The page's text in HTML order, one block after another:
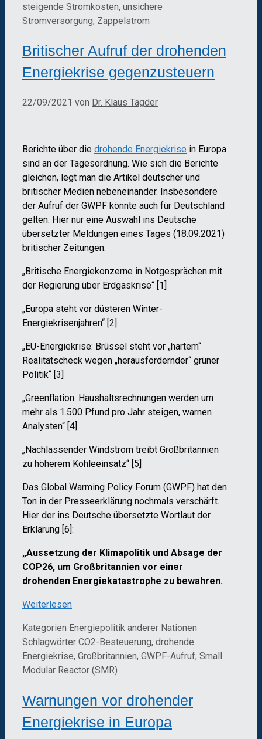
steigende Stromkosten, unsichere
Stromversorgung, Zappelstrom
Britischer Aufruf der drohenden
Energiekrise gegenzusteuern
22/09/2021 von Dr. Klaus Tägder
Berichte über die drohende Energiekrise in Europa
sind an der Tagesordnung. Wie sich die Berichte
gleichen, legt man die Artikel deutscher und
britischer Medien nebeneinander. Insbesondere
der Aufruf der GWPF könnte auch für Deutschland
gelten. Hier nur eine Auswahl ins Deutsche
übersetzter Meldungen eines Tages (18.09.2021)
britischer Zeitungen:
„Britische Energiekonzerne in Notgesprächen mit
der Regierung über Erdgaskrise“ [1]
„Europa steht vor düsteren Winter-
Energiekrisenjahren“ [2]
„EU-Energiekrise: Brüssel steht vor „hartem“
Realitätscheck wegen „herausfordernder“ grüner
Politik“ [3]
„Greenflation: Haushaltsrechnungen werden um
mehr als 1.500 Pfund pro Jahr steigen, warnen
Analysten“ [4]
„Nachlassender Windstrom treibt Großbritannien
zu höherem Kohleeinsatz“ [5]
Das Global Warming Policy Forum (GWPF) hat den
Ton in der Presseerklärung nochmals verschärft.
Hier der ins Deutsche übersetzte Wortlaut der
Erklärung [6]:
„Aussetzung der Klimapolitik und Absage der
COP26, um Großbritannien vor einer
drohenden Energiekatastrophe zu bewahren.
Weiterlesen
Kategorien Energiepolitik anderer Nationen
Schlagwörter CO2-Besteuerung, drohende
Energiekrise, Großbritannien, GWPF-Aufruf, Small
Modular Reactor (SMR)
Warnungen vor drohender
Energiekrise in Europa